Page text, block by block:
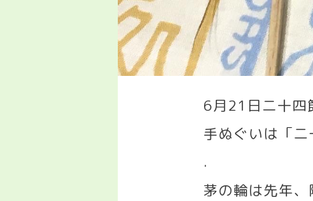
6月21 日二十四
手ぬぐいは「二
.
茅の輪は先年